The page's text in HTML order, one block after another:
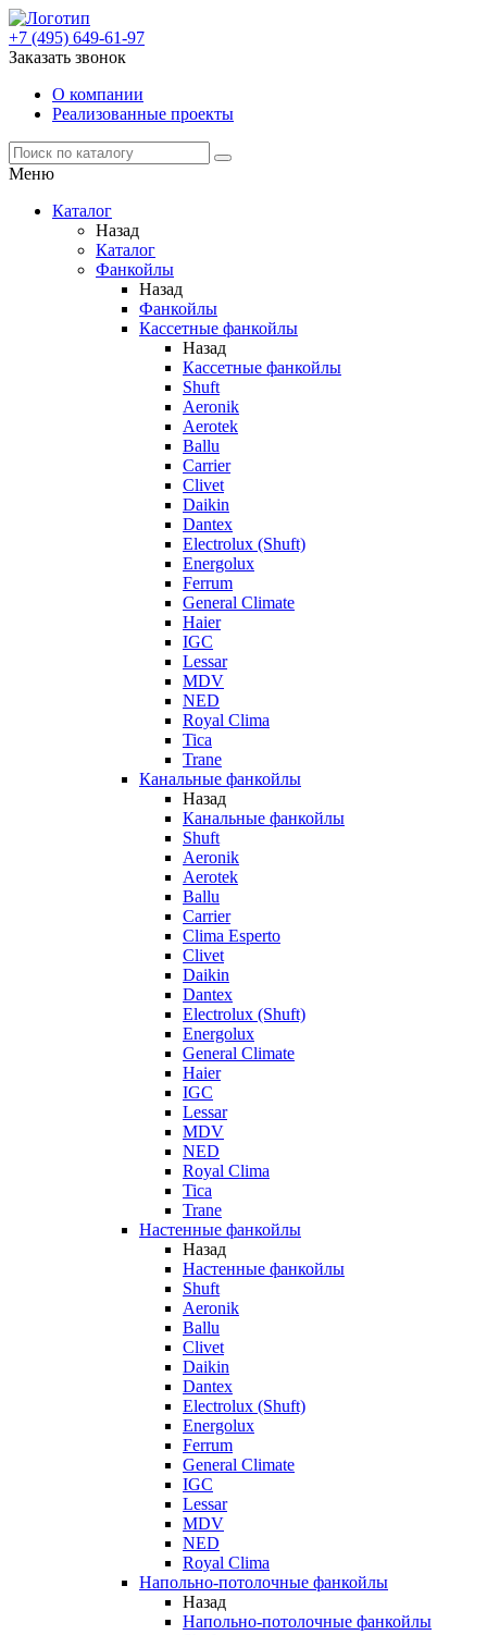
+7 (495) 649-61-97
Заказать звонок
О компании
Реализованные проекты
Меню
Каталог
Назад
Каталог
Фанкойлы
Назад
Фанкойлы
Кассетные фанкойлы
Назад
Кассетные фанкойлы
Shuft
Aeronik
Aerotek
Ballu
Carrier
Clivet
Daikin
Dantex
Electrolux (Shuft)
Energolux
Ferrum
General Climate
Haier
IGC
Lessar
MDV
NED
Royal Clima
Tica
Trane
Канальные фанкойлы
Назад
Канальные фанкойлы
Shuft
Aeronik
Aerotek
Ballu
Carrier
Clima Esperto
Clivet
Daikin
Dantex
Electrolux (Shuft)
Energolux
General Climate
Haier
IGC
Lessar
MDV
NED
Royal Clima
Tica
Trane
Настенные фанкойлы
Назад
Настенные фанкойлы
Shuft
Aeronik
Ballu
Clivet
Daikin
Dantex
Electrolux (Shuft)
Energolux
Ferrum
General Climate
IGC
Lessar
MDV
NED
Royal Clima
Напольно-потолочные фанкойлы
Назад
Напольно-потолочные фанкойлы